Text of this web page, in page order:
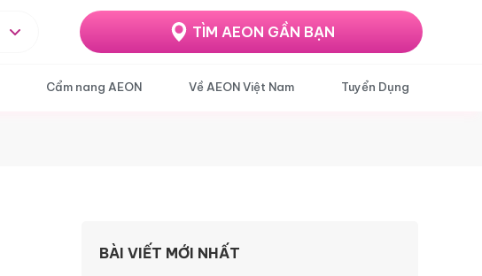
TÌM AEON GẦN BẠN
Cẩm nang AEON Về AEON Việt Nam Tuyển Dụng
BÀI VIẾT MỚI NHẤT